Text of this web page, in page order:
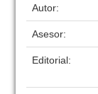
Autor:
Asesor:
Editorial: